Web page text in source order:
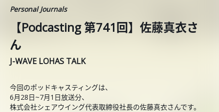
Personal Journals
【Podcasting 第741回】佐藤真衣さ
ん
J-WAVE LOHAS TALK
今回のポッドキャスティングは、
6月28日~7月1日放送分、
株式会社シェアウイング代表取締役社長の佐藤真衣さんです。